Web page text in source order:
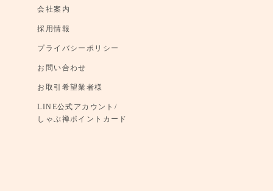
会社案内
採用情報
プライバシーポリシー
お問い合わせ
お取引希望業者様
LINE公式アカウント/
しゃぶ禅ポイントカード